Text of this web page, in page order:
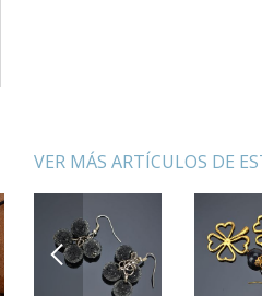
VER MÁS ARTÍCULOS DE
PREVIOUS